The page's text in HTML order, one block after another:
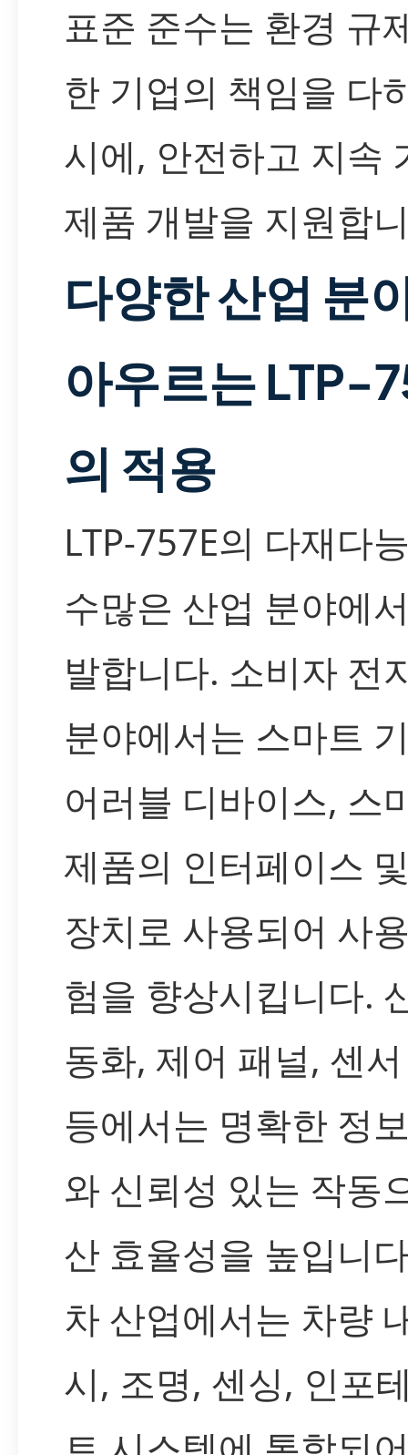
표준 준수는 환경 규
한 기업의 책임을 다
시에, 안전하고 지속
제품 개발을 지원합
다양한 산업 분
아우르는 LTP-
의 적용
LTP-757E의 다재다
수많은 산업 분야에
발합니다. 소비자 전
분야에서는 스마트
어러블 디바이스, 스
제품의 인터페이스
장치로 사용되어 사
험을 향상시킵니다.
동화, 제어 패널, 센
등에서는 명확한 정
와 신뢰성 있는 작동
산 효율성을 높입니
차 산업에서는 차량
시, 조명, 센싱, 인포